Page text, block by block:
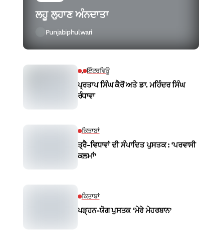
ਲਹੂ ਲੁਹਾਣ ਅੰਨਦਾਤਾ
Punjabiphulwari
. ਇੰਟਰਵਿਊ
ਪ੍ਰਤਾਪ ਸਿੰਘ ਕੈਰੋਂ ਅਤੇ ਡਾ. ਮਹਿੰਦਰ ਸਿੰਘ
ਰੰਧਾਵਾ
ਕਿਤਾਬਾਂ
ਤ੍ਰੈ-ਵਿਧਾਵਾਂ ਦੀ ਸੰਪਾਦਿਤ ਪੁਸਤਕ : ‘ਪਰਵਾਸੀ
ਕਲਮਾਂ’
ਕਿਤਾਬਾਂ
ਪੜ੍ਹਨ-ਯੋਗ ਪੁਸਤਕ ‘ਮੇਰੇ ਮੇਹਰਬਾਨ’